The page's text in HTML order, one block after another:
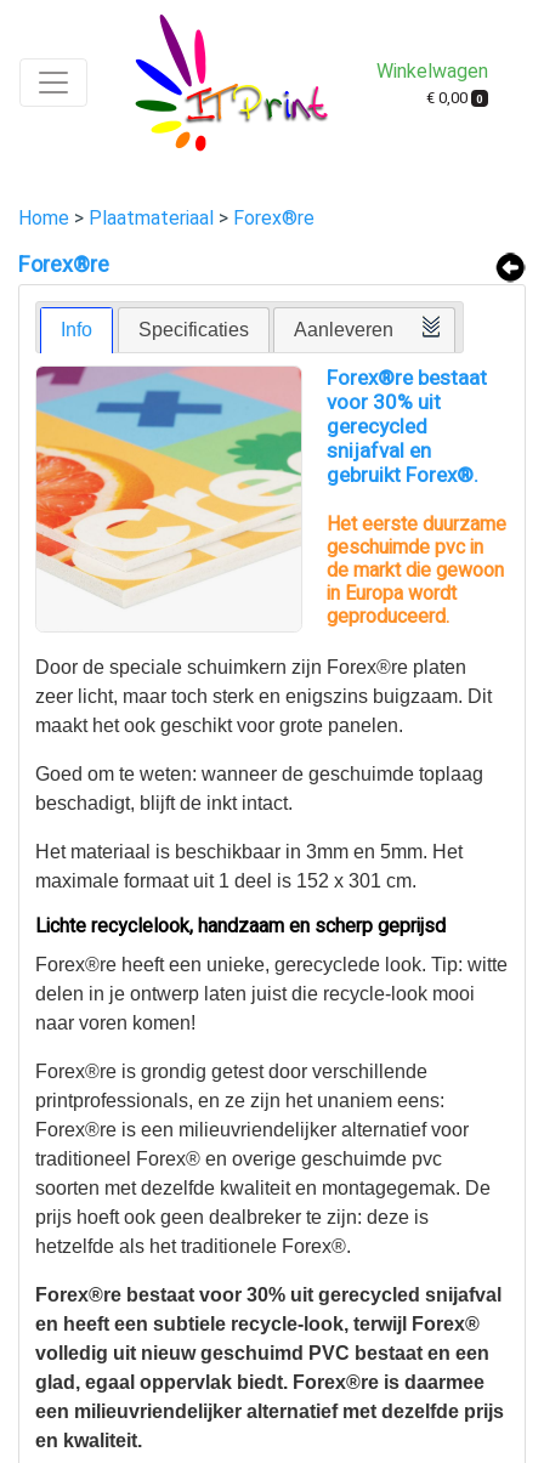
Winkelwagen
€ 0,00 0
Home > Plaatmateriaal > Forex®re
Forex®re
Info Specificaties Aanleveren
Forex®re bestaat
voor 30% uit
gerecycled
snijafval en
gebruikt Forex®.
Het eerste duurzame
geschuimde pvc in
de markt die gewoon
in Europa wordt
geproduceerd.
Door de speciale schuimkern zijn Forex®re platen
zeer licht, maar toch sterk en enigszins buigzaam. Dit
maakt het ook geschikt voor grote panelen.
Goed om te weten: wanneer de geschuimde toplaag
beschadigt, blijft de inkt intact.
Het materiaal is beschikbaar in 3mm en 5mm. Het
maximale formaat uit 1 deel is 152 x 301 cm.
Lichte recyclelook, handzaam en scherp geprijsd
Forex®re heeft een unieke, gerecyclede look. Tip: witte
delen in je ontwerp laten juist die recycle-look mooi
naar voren komen!
Forex®re is grondig getest door verschillende
printprofessionals, en ze zijn het unaniem eens:
Forex®re is een milieuvriendelijker alternatief voor
traditioneel Forex® en overige geschuimde pvc
soorten met dezelfde kwaliteit en montagegemak. De
prijs hoeft ook geen dealbreker te zijn: deze is
hetzelfde als het traditionele Forex®.
Forex®re bestaat voor 30% uit gerecycled snijafval
en heeft een subtiele recycle-look, terwijl Forex®
volledig uit nieuw geschuimd PVC bestaat en een
glad, egaal oppervlak biedt. Forex®re is daarmee
een milieuvriendelijker alternatief met dezelfde prijs
en kwaliteit.